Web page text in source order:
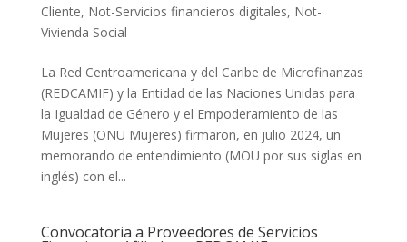
Cliente, Not-Servicios financieros digitales, Not-
Vivienda Social
La Red Centroamericana y del Caribe de Microfinanzas
(REDCAMIF) y la Entidad de las Naciones Unidas para
la Igualdad de Género y el Empoderamiento de las
Mujeres (ONU Mujeres) firmaron, en julio 2024, un
memorando de entendimiento (MOU por sus siglas en
inglés) con el...
Convocatoria a Proveedores de Servicios